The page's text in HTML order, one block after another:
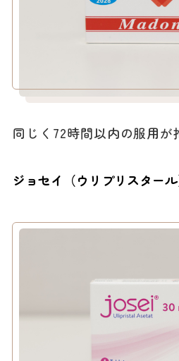
同じく72時間以内の服用が
ジョセイ（ウリプリスタール